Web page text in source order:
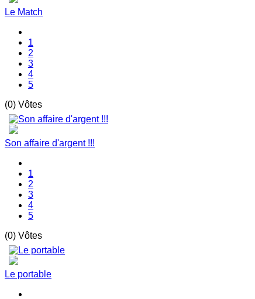
Le Match
1
2
3
4
5
(0) Vôtes
Son affaire d'argent !!!
1
2
3
4
5
(0) Vôtes
Le portable